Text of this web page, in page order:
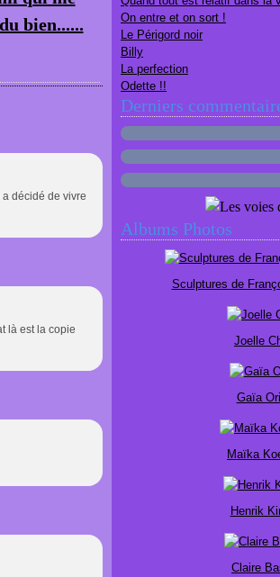
bien......
décidé de vivre
là est la copie
On entre et on sort !
Le Périgord noir
Billy
La perfection
Odette !!
Derniers
Albums Photos
Sculptures de
Joelle
Gaïa
Maïka
Henrik
Claire